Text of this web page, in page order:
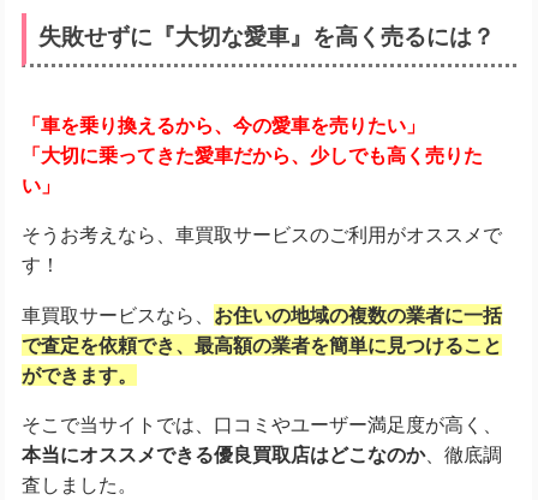
失敗せずに『大切な愛車』を高く売るには？
「車を乗り換えるから、今の愛車を売りたい」
「大切に乗ってきた愛車だから、少しでも高く売りた
い」
そうお考えなら、車買取サービスのご利用がオススメで
す！
車買取サービスなら、 お住いの地域の複数の業者に一括
で査定を依頼でき、 最高額の業者を簡単に見つけること
ができます。
そこで当サイトでは、口コミやユーザー満足度が高く、
本当にオススメできる優良買取店はどこなのか、徹底調
査しました。